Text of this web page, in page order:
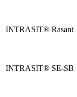
INTRASIT® Rasant
INTRASIT® SE-SB